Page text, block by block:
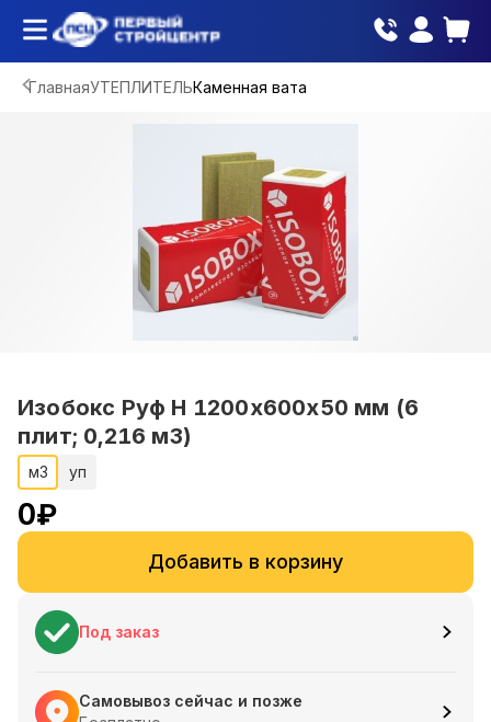
ГлавнаяУТЕПЛИТЕЛЬКаменная вата
Изобокс Руф Н 1200х600х50 мм (6
плит; 0,216 м3)
м3 уп
0₽
Добавить в корзину
Под заказ
Самовывоз сейчас и позже